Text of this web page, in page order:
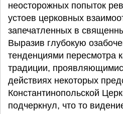
неосторожных попыток
устоев церковных
запечатленных в
Выразив глубокую
тенденциями пересмотра
традиции,
действиях некоторых
Константинопольской
подчеркнул, что то